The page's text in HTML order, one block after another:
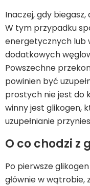
Inaczej, gdy
W tym przypadku
energetycznych lub
dodatkowych
Powszechne
powinien być
prostych nie jest do
winny jest glikogen,
uzupełnianie
O co chodzi z
Po pierwsze
głównie w wątrobie,